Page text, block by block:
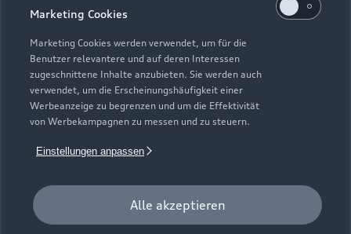
Marketing Cookies
Marketing Cookies werden verwendet, um für die
Benutzer relevantere und auf deren Interessen
zugeschnittene Inhalte anzubieten. Sie werden auch
verwendet, um die Erscheinungshäufigkeit einer
Werbeanzeige zu begrenzen und um die Effektivität
von Werbekampagnen zu messen und zu steuern.
Einstellungen anpassen
Alle akzeptieren
Geschäftskunden
Garantie
Audi digital services
myAudi
Audi Code
Häufige Fragen (FAQ)
Audi Online Beratung
Online-Terminvereinbarung
Servicekontakt
Bordbuch & Bedienungsanleitungen
Unternehmen
Karriere
Investor Relations
Audi erleben
© 2026 AUDI AG. Alle Rechte vorbehalten
Impressum Rechtliches
Cookie-Richtlinie
Digital Services Act
EU Data Act